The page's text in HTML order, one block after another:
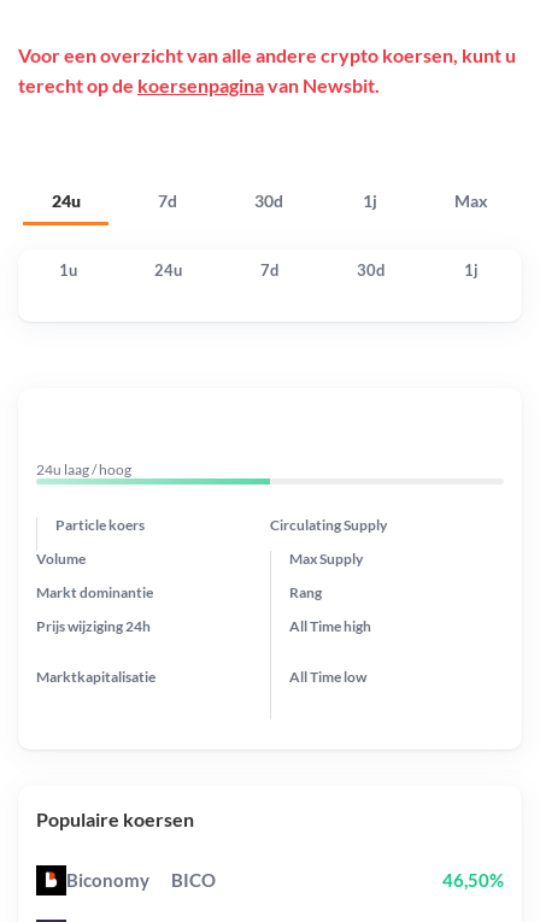
24u 7d 30d 1j Max
Voor een overzicht van alle andere crypto koersen, kunt u
terecht op de koersenpaginavan Newsbit.
1u 24u 7d 30d 1j
24u laag / hoog
Particle koers Circulating Supply
Prijs wijziging 24h
Max Supply
Markt dominantie
Marktkapitalisatie
Volume
Rang
All Timehigh
All Time low
Populaire koersen
Biconomy BICO 46,50%